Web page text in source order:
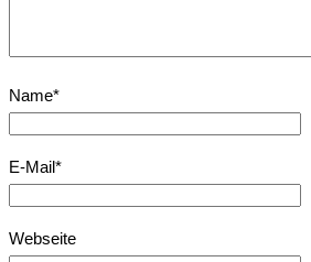
Name*
E-Mail*
Webseite